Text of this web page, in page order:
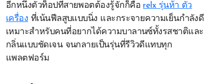
อีกหนึ่งตัวท็อปที่สายพอตต้องรู้จักก็คือ relx รุ่นห้า ตัว
เครื่อง ที่เน้นฟีลสูบแบบนิ่ง และกระจายความเย็นกำลังดี
เหมาะสำหรับคนที่อยากได้ความบาลานซ์ทั้งรสชาติและ
กลิ่นแบบชัดเจน จนกลายเป็นรุ่นที่รีวิวดีแทบทุก
แพลตฟอร์ม